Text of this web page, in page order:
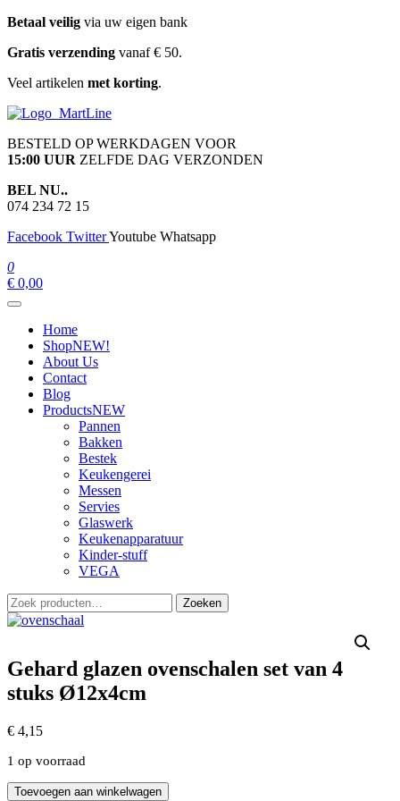
Ga
de
Betaal veilig via uw eigen bank
Gratis verzending vanaf € 50.
Veel artikelen met korting.
martline.nl
BESTELD OP WERKDAGEN VOOR
15:00 UUR ZELFDE DAG VERZONDEN
BEL NU..
074 234 72 15
Facebook TwitterYoutube Whatsapp
0
€ 0,00
Home
ShopNEW!
About Us
Contact
Blog
ProductsNEW
Pannen
Bakken
Bestek
Keukengerei
Messen
Servies
Glaswerk
Keukenapparatuur
Kinder-stuff
VEGA
Zoeken
naar:
Zoeken
Gehard glazen ovenschalen set van 4
stuks Ø12x4cm
€ 4,15
1 op voorraad
Gehard
Toevoegen aan winkelwagen